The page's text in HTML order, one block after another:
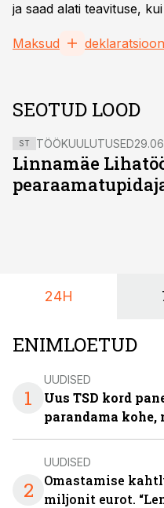
ja saad alati teavituse,
Maksud
SEOTUD LOOD
ST TÖÖKUULUTUSED
Linnamäe
24H
ENIMLOETUD
1
UUDISED
Uus TSD kord
parandama kohe,
2
UUDISED
Omastamise
miljonit eurot.